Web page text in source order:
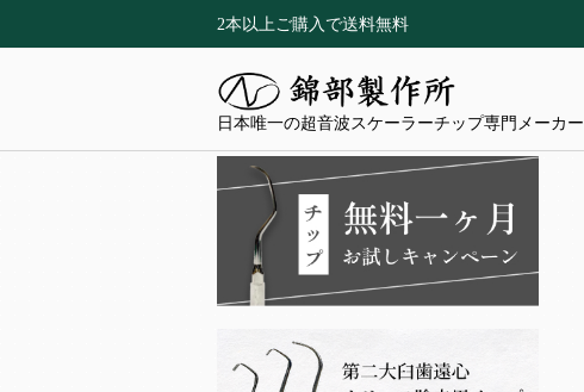
2本以上ご購入で送料無料
日本唯一の超音波スケーラーチップ専門メーカー